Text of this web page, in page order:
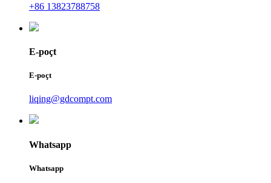
+86 13823788758
E-poçt
E-poçt
liqing@gdcompt.com
Whatsapp
Whatsapp